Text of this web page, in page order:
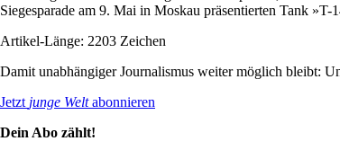
Siegesparade am 9. Mai in Moskau präsentierten Tank »T-
Artikel-Länge: 2203 Zeichen
Damit unabhängiger Journalismus weiter möglich bleibt:
Jetzt junge Weltabonnieren
Dein Abo zählt!